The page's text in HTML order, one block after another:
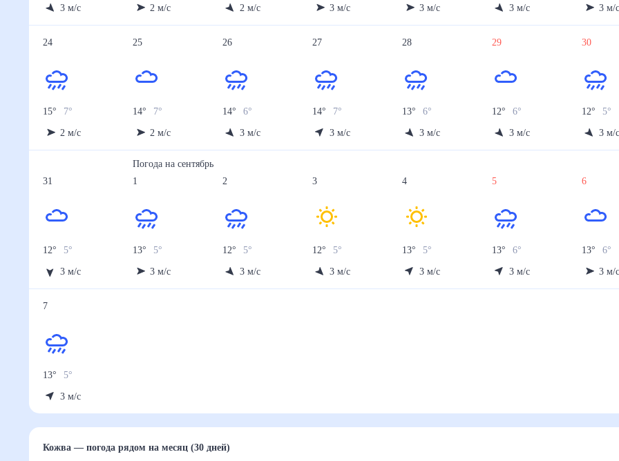
3 м/с
2 м/с
2 м/с
3 м/с
3 м/с
3 м/с
3 м/
24
15° 7°
2 м/с
25
14° 7°
2 м/с
26
14° 6°
3 м/с
27
14° 7°
3 м/с
28
13° 6°
3 м/с
29
12° 6°
3 м/с
30
12° 5°
3 м/
31
12° 5°
3 м/с
Погода насентябрь
1
13° 5°
3 м/с
2
12° 5°
3 м/с
3
12° 5°
3 м/с
4
13° 5°
3 м/с
5
13° 6°
3 м/с
6
13° 6°
3 м/
7
13° 5°
3 м/с
Кожва— погода рядомна месяц (30 дней)